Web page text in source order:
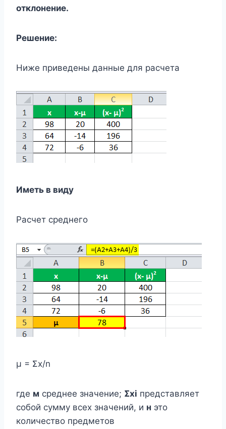
отклонение.
Решение:
Ниже приведены данные для расчета
Иметь в виду
Расчет среднего
μ = Σx/n
где м среднее значение; Σxi представляет
собой сумму всех значений, и н это
количество предметов